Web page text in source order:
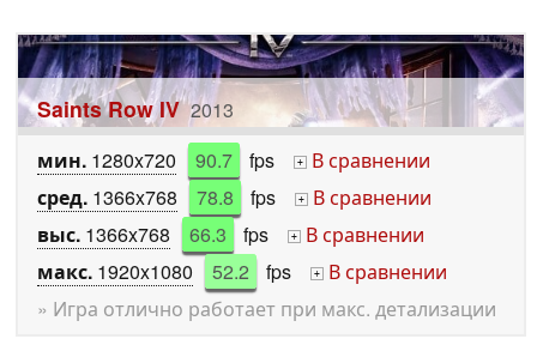
Saints Row IV 2013
мин. 1280x720 90.7 fps +
В сравнении
сред. 1366x768 78.8 fps +
В сравнении
выс. 1366x768 66.3 fps +
В сравнении
макс. 1920x1080 52.2 fps +
В сравнении
» Игра отлично работает при макс. детализации